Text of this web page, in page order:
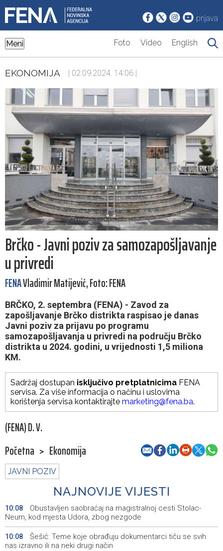
prijava
Meni Foto Video English
EKONOMIJA | 02.09.2024. 14:06 |
Brčko - Javni poziv za samozapošljavanje
u privredi
FENAVladimir Matijević, Foto: FENA
BRČKO, 2. septembra (FENA) - Zavod za
zapošljavanje Brčko distrikta raspisao je danas
Javni poziv za prijavu po programu
samozapošljavanja u privredi na području Brčko
distrikta u 2024. godini, u vrijednosti 1,5 miliona
KM.
Sadržaj dostupan isključivo pretplatnicima FENA
servisa. Za više informacija o načinu i uslovima
korištenja servisa kontaktirajte marketing@fena.ba.
(FENA) D. V.
Početna > Ekonomija
JAVNI POZIV
NAJNOVIJE VIJESTI
10:08
Obustavljen saobraćaj na magistralnoj cesti Stolac-
Neum, kod mjesta Udora, zbog nezgode
10:08
Šešić: Teme koje obrađuju dokumentarci tiču se svih
nas izravno ili na neki drugi način